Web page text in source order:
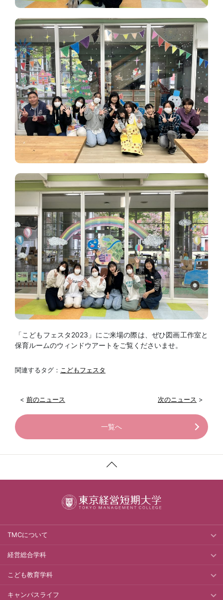
「こどもフェスタ2023」にご来場の際は、ぜひ図画工作室と
保育ルームのウィンドウアートをご覧くださいませ。
関連するタグ： こどもフェスタ
< 前のニュース 次のニュース >
一覧へ
TMCについて
経営総合学科
こども教育学科
キャンパスライフ